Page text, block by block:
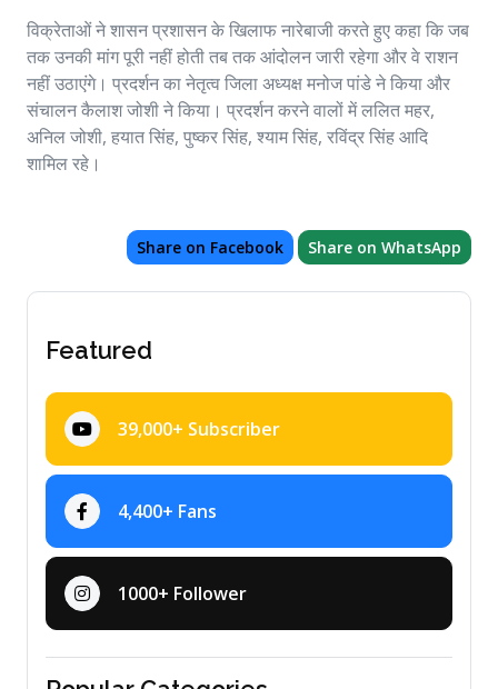
विक्रेताओं ने शासन प्रशासन के खिलाफ नारेबाजी करते हुए कहा कि जब
तक उनकी मांग पूरी नहीं होती तब तक आंदोलन जारी रहेगा और वे राशन
नहीं उठाएंगे। प्रदर्शन का नेतृत्व जिला अध्यक्ष मनोज पांडे ने किया और
संचालन कैलाश जोशी ने किया। प्रदर्शन करने वालों में ललित महर,
अनिल जोशी, हयात सिंह, पुष्कर सिंह, श्याम सिंह, रविंद्र सिंह आदि
शामिल रहे।
Share on Facebook Share on WhatsApp
Featured
39,000+ Subscriber
4,400+ Fans
1000+ Follower